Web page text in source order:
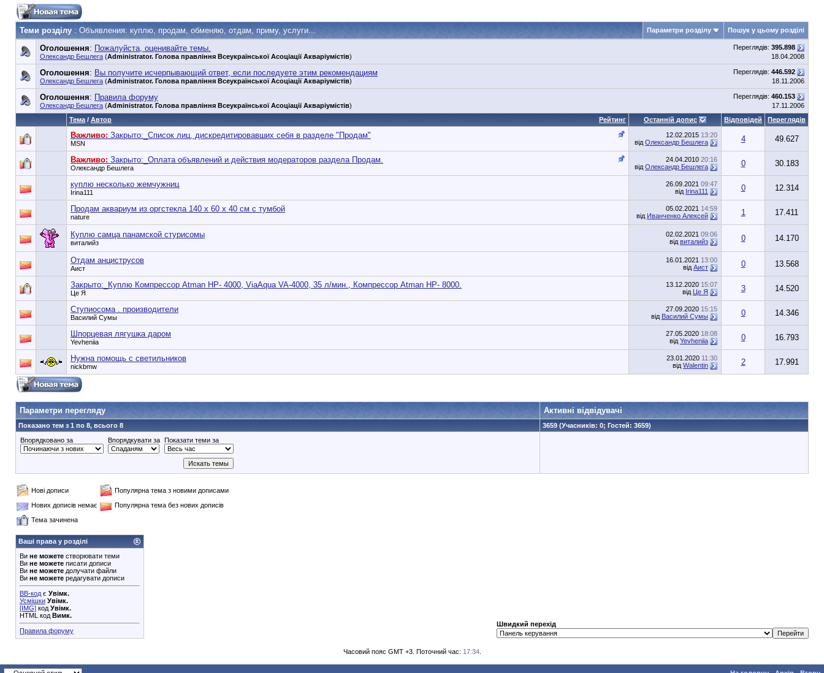
Теми розділу : Объявления: куплю, продам, обменяю, отдам, приму, услуги... Параметри розділу Пошук у цьому розділі
Переглядів: 395.898
Оголошення: Пожалуйста, оценивайте темы.
18.04.2008
Олександр Бешлега (Administrator. Голова правління Всеукраїнської Асоціації Акваріумістів)
Переглядів: 446.592
Оголошення: Вы получите исчерпывающий ответ, если последуете этим рекомендациям
18.11.2006
Олександр Бешлега (Administrator. Голова правління Всеукраїнської Асоціації Акваріумістів)
Переглядів: 460.153
Оголошення: Правила форуму
17.11.2006
Олександр Бешлега (Administrator. Голова правління Всеукраїнської Асоціації Акваріумістів)
Рейтинг
Тема / Автор Останній допис Відповідей Переглядів
Важливо: Закрыто:_ Список лиц, дискредитировавших себя в разделе "Продам"
MSN
12.02.2015 13:20
від Олександр Бешлега 4 49.627
Важливо: Закрыто:_ Оплата объявлений и действия модераторов раздела Продам.
Олександр Бешлега
24.04.2010 20:16
від Олександр Бешлега 0 30.183
куплю несколько жемчужниц
Irina111
26.09.2021 09:47
від Irina111 0 12.314
Продам аквариум из оргстекла 140 х 60 х 40 см с тумбой
nature
05.02.2021 14:59
від Иванченко Алексей 1 17.411
Куплю самца панамской стурисомы
виталийз
02.02.2021 09:06
від виталийз 0 14.170
Отдам анциструсов
Аист
16.01.2021 13:00
від Аист 0 13.568
Закрыто:_ Куплю Компрессор Atman HP- 4000, ViaAqua VA-4000, 35 л/мин., Компрессор Atman HP- 8000.
Це Я
13.12.2020 15:07
від Це Я 3 14.520
Ступиосома . производители
Василий Сумы
27.09.2020 15:15
від Василий Сумы 0 14.346
Шпорцевая лягушка даром
Yevheniia
27.05.2020 18:08
від Yevheniia 0 16.793
Нужна помощь с светильников
nickbmw
23.01.2020 11:30
від Walentin 2
17.991
90353748e6549cd1148d01dde3b3bc75
Параметри перегляду Активні відвідувачі
Показано тем з 1 по 8, всього 8
3659 (Учасників: 0; Гостей: 3659)
Впорядковано за
Впорядкувати за Показати теми за
Нові дописи
Популярна тема з новими дописами
Нових дописів немає
Популярна тема без нових дописів
Тема зачинена
Ваші права у розділі
Ви не можете створювати теми
Ви не можете писати дописи
Ви не можете долучати файли
Ви не можете редагувати дописи
BB-код є Увімк.
Усмішки Увімк.
[IMG] код Увімк.
HTML код Вимк.
Правила форуму
Швидкий перехід
Часовий пояс GMT +3. Поточний час: 17:34.